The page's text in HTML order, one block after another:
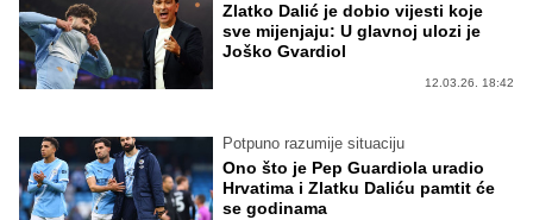
Zlatko Dalić je dobio vijesti koje
sve mijenjaju: U glavnoj ulozi je
Joško Gvardiol
12.03.26. 18:42
Potpuno razumije situaciju
Ono što je Pep Guardiola uradio
Hrvatima i Zlatku Daliću pamtit će
se godinama